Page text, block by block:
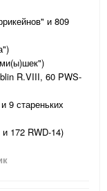
и 809
R.VIII, 60 PWS-
9 стареньких
172 RWD-14)